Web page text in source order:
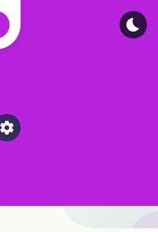
Authorization
Select a category